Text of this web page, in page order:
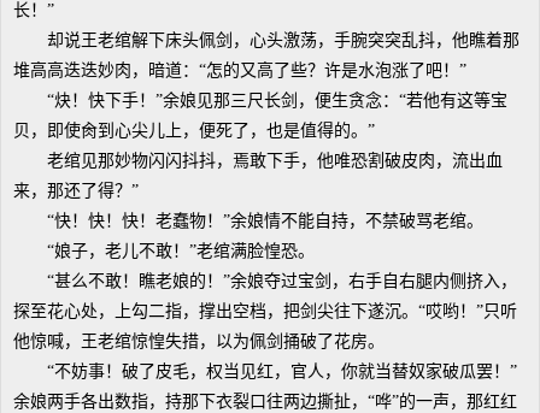
长！”
却说王老绾解下床头佩剑，心头激荡，手腕突突乱抖，他瞧着那
堆高高迭迭妙肉，暗道：“怎的又高了些？许是水泡涨了吧！”
“炔！快下手！”余娘见那三尺长剑，便生贪念：“若他有这等宝
贝，即使肏到心尖儿上，便死了，也是值得的。”
老绾见那妙物闪闪抖抖，焉敢下手，他唯恐割破皮肉，流出血
来，那还了得？”
“快！快！快！老蠢物！”余娘情不能自持，不禁破骂老绾。
“娘子，老儿不敢！”老绾满脸惶恐。
“甚么不敢！瞧老娘的！”余娘夺过宝剑，右手自右腿内侧挤入，
探至花心处，上勾二指，撑出空档，把剑尖往下遂沉。“哎哟！”只听
他惊喊，王老绾惊惶失措，以为佩剑捅破了花房。
“不妨事！破了皮毛，权当见红，官人，你就当替奴家破瓜罢！”
余娘两手各出数指，持那下衣裂口往两边撕扯，“哗”的一声，那红红